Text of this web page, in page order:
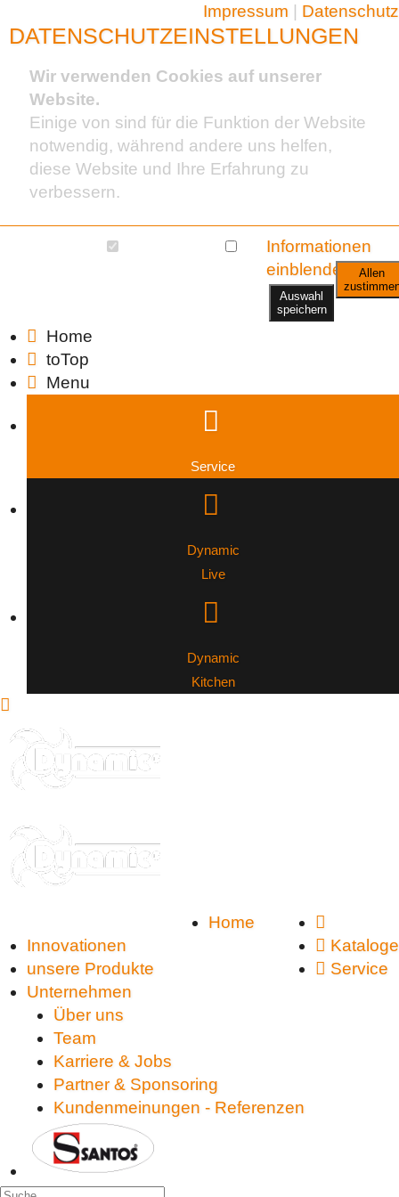
Impressum Datenschutz
DATENSCHUTZEINSTELLUNGEN
Wir verwenden Cookies auf unserer
Website.
Einige von sind für die Funktion der Website
notwendig, während andere uns helfen,
diese Website und Ihre Erfahrung zu
verbessern.
Informationen
einblenden
Auswahl
speichern
Allen
Home
toTop
Menu
Service
Dynamic
Live
Dynamic
Kitchen
Service: 07851/886 45-0
Kataloge
Service
Home
Innovationen
unsere Produkte
Unternehmen
Über uns
Team
Karriere & Jobs
Partner & Sponsoring
Kundenmeinungen - Referenzen